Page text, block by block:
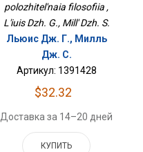
polozhitel'naia filosofiia ,
L'iuis Dzh. G., Mill' Dzh. S.
Льюис Дж. Г., Милль
Дж. С.
Артикул: 1391428
$32.32
Доставка за 14–20 дней
КУПИТЬ